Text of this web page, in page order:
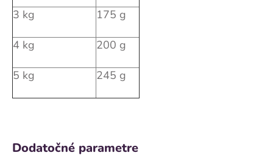
3 kg 175 g
4 kg 200 g
5 kg 245 g
Dodatočné parametre